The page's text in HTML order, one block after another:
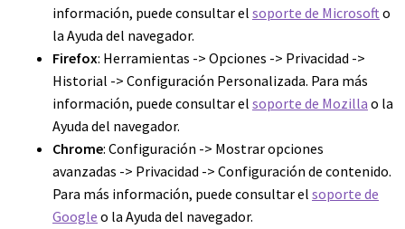
información, puede consultar el soporte de Microsoft o
la Ayuda del navegador.
Firefox: Herramientas -> Opciones -> Privacidad ->
Historial -> Configuración Personalizada. Para más
información, puede consultar el soporte de Mozilla o la
Ayuda del navegador.
Chrome: Configuración -> Mostrar opciones
avanzadas -> Privacidad -> Configuración de contenido.
Para más información, puede consultar el soporte de
Google o la Ayuda del navegador.